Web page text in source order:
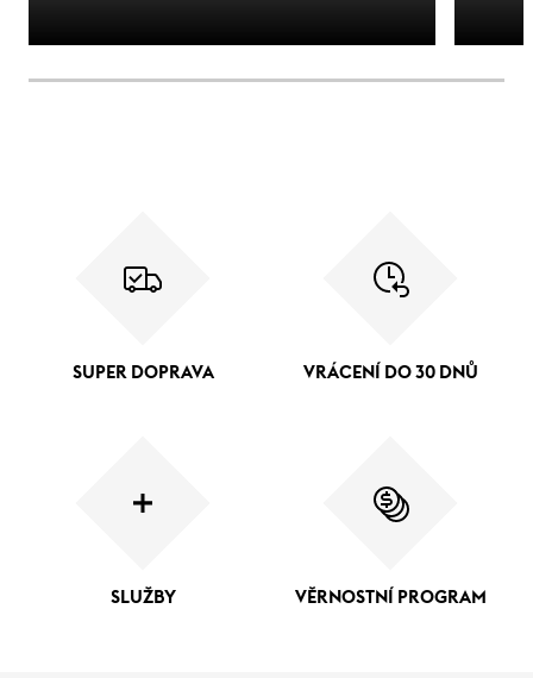
SUPER DOPRAVA VRÁCENÍ DO 30 DNŮ
SLUŽBY VĚRNOSTNÍ PROGRAM